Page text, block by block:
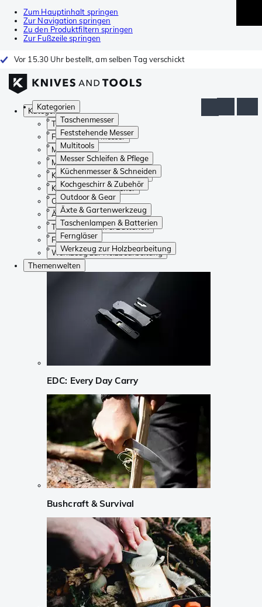
Zum Hauptinhalt springen
Zur Navigation springen
Zu den Produktfiltern springen
Zur Fußzeile springen
Vor 15.30 Uhr bestellt, am selben Tag verschickt
Kategorien
Taschenmesser
Feststehende Messer
Multitools
Messer Schleifen & Pflege
Küchenmesser & Schneiden
Kochgeschirr & Zubehör
Outdoor & Gear
Äxte & Gartenwerkzeug
Taschenlampen & Batterien
Ferngläser
Werkzeug zur Holzbearbeitung
Kategorien
Taschenmesser
Feststehende Messer
Multitools
Messer Schleifen & Pflege
Küchenmesser & Schneiden
Kochgeschirr & Zubehör
Outdoor & Gear
Äxte & Gartenwerkzeug
Taschenlampen & Batterien
Ferngläser
Werkzeug zur Holzbearbeitung
Themenwelten
EDC: Every Day Carry
Bushcraft & Survival